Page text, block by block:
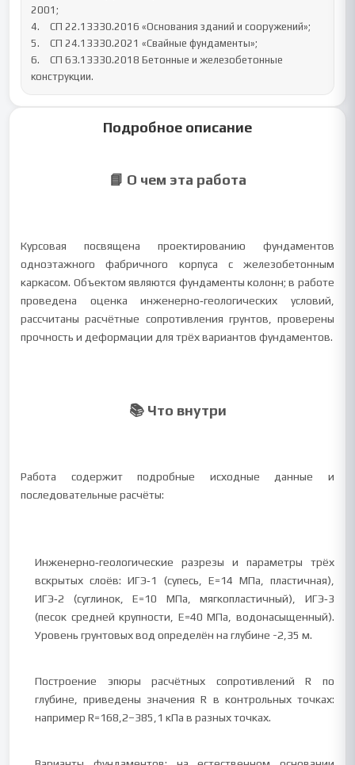
2001;
4.	СП 22.13330.2016 «Основания зданий и сооружений»;
5.	СП 24.13330.2021 «Свайные фундаменты»;
6.	СП 63.13330.2018 Бетонные и железобетонные
конструкции.
Подробное описание
📘 О чем эта работа
Курсовая посвящена проектированию фундаментов
одноэтажного фабричного корпуса с железобетонным
каркасом. Объектом являются фундаменты колонн; в работе
проведена оценка инженерно‑геологических условий,
рассчитаны расчётные сопротивления грунтов, проверены
прочность и деформации для трёх вариантов фундаментов.
📚 Что внутри
Работа содержит подробные исходные данные и
последовательные расчёты:
Инженерно‑геологические разрезы и параметры трёх
вскрытых слоёв: ИГЭ‑1 (супесь, E=14 МПа, пластичная),
ИГЭ‑2 (суглинок, E=10 МПа, мягкопластичный), ИГЭ‑3
(песок средней крупности, E=40 МПа, водонасыщенный).
Уровень грунтовых вод определён на глубине -2,35 м.
Построение эпюры расчётных сопротивлений R по
глубине, приведены значения R в контрольных точках:
например R=168,2–385,1 кПа в разных точках.